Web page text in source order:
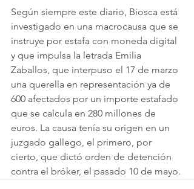
Según siempre este diario, Biosca está
investigado en una macrocausa que se
instruye por estafa con moneda digital
y que impulsa la letrada Emilia
Zaballos, que interpuso el 17 de marzo
una querella en representación ya de
600 afectados por un importe estafado
que se calcula en 280 millones de
euros. La causa tenía su origen en un
juzgado gallego, el primero, por
cierto, que dictó orden de detención
contra el bróker, el pasado 10 de mayo.